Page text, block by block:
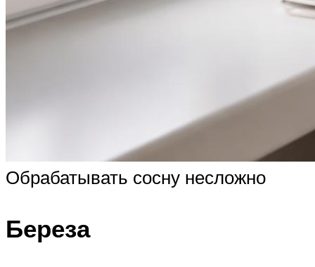
Обрабатывать сосну несложно
Береза